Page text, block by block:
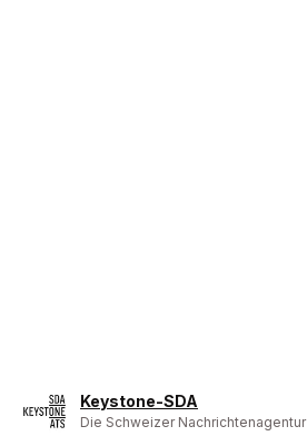
Keystone-SDA
Die Schweizer Nachrichtenagentur